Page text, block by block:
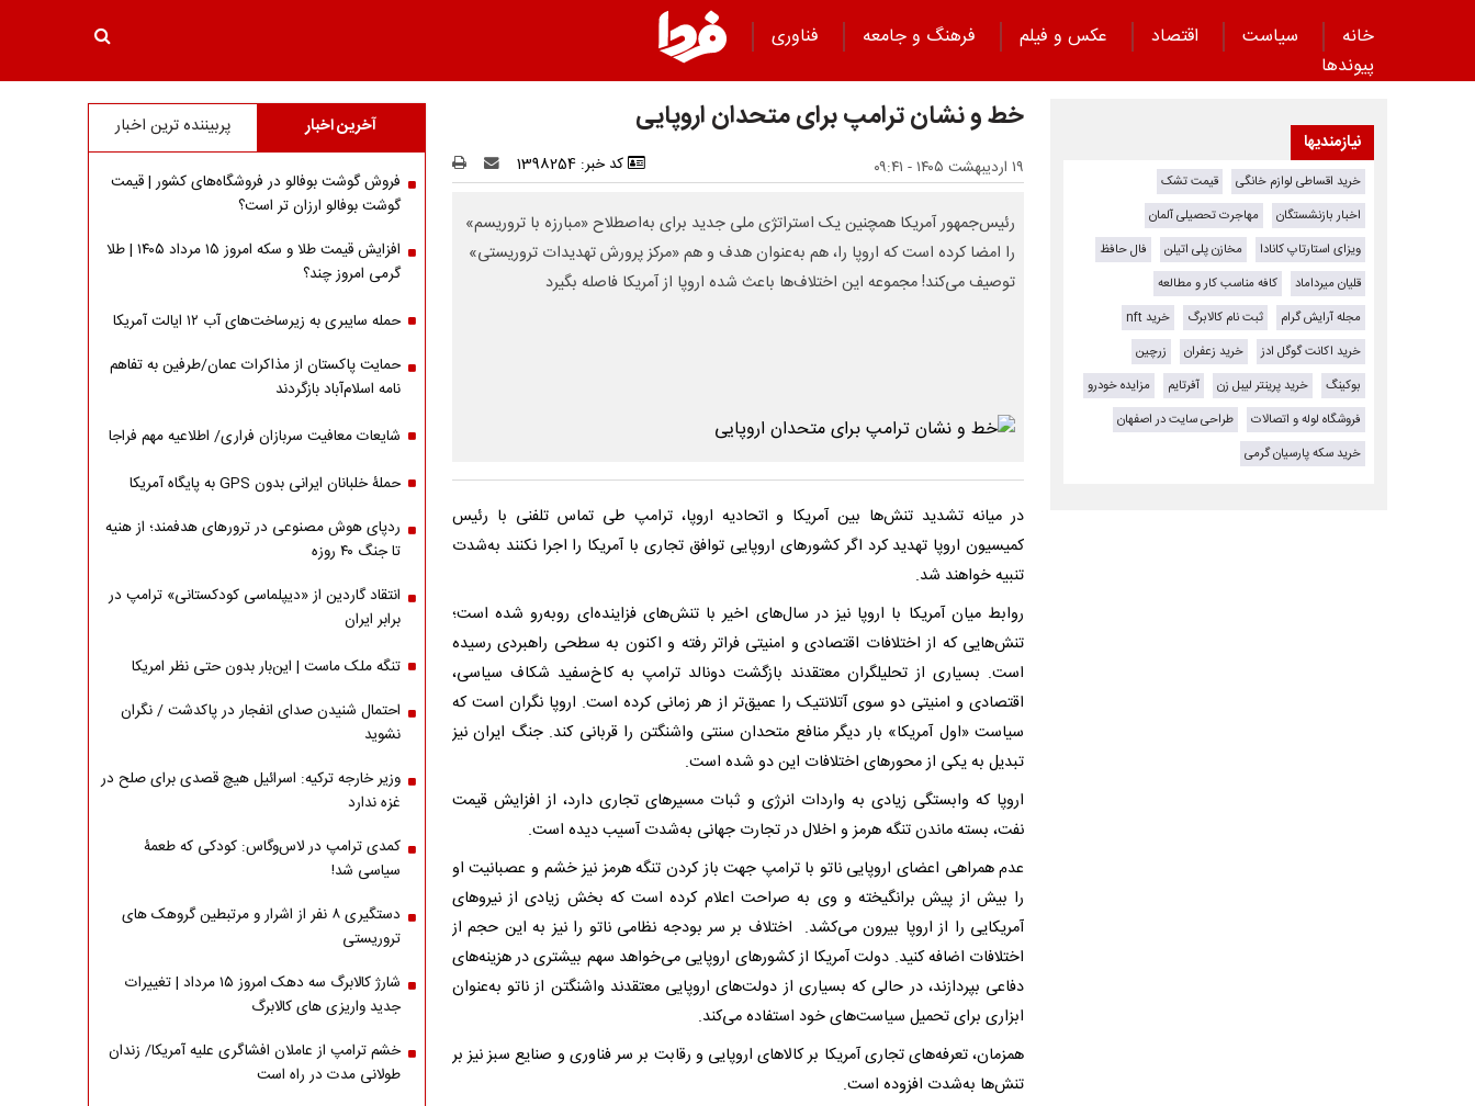
خانه سیاست اقتصاد عکس و فیلم فرهنگ و جامعه
فناوری
پیوند‌ها
خط و نشان ترامپ برای متحدان اروپایی
۱۹ اردیبهشت ۱۴۰۵ - ۰۹:۴۱ کد خبر: 1398254
رئیس‌جمهور آمریکا همچنین یک استراتژی ملی جدید برای به‌اصطلاح «مبارزه با تروریسم»
را امضا کرده است که اروپا را، هم به‌عنوان هدف و هم «مرکز پرورش تهدیدات تروریستی»
توصیف می‌کند! مجموعه این اختلاف‌ها باعث شده اروپا از آمریکا فاصله بگیرد
در میانه تشدید تنش‌ها بین آمریکا و اتحادیه اروپا، ترامپ طی تماس تلفنی با رئیس
کمیسیون اروپا تهدید کرد اگر کشورهای اروپایی توافق تجاری با آمریکا را اجرا نکنند به‌شدت
تنبیه خواهند شد.
روابط میان آمریکا با اروپا نیز در سال‌های اخیر با تنش‌های فزاینده‌ای روبه‌رو شده است؛
تنش‌هایی که از اختلافات اقتصادی و امنیتی فراتر رفته و اکنون به سطحی راهبردی رسیده
است. بسیاری از تحلیلگران معتقدند بازگشت دونالد ترامپ به کاخ‌سفید شکاف سیاسی،
اقتصادی و امنیتی دو سوی آتلانتیک را عمیق‌تر از هر زمانی کرده است. اروپا نگران است که
سیاست «اول آمریکا» بار دیگر منافع متحدان سنتی واشنگتن را قربانی کند. جنگ ایران نیز
تبدیل به یکی از محورهای اختلافات این دو شده است.
اروپا که وابستگی زیادی به واردات انرژی و ثبات مسیرهای تجاری دارد، از افزایش قیمت
نفت، بسته ماندن تنگه هرمز و اخلال در تجارت جهانی به‌شدت آسیب دیده است.
عدم همراهی اعضای اروپایی ناتو با ترامپ جهت باز کردن تنگه هرمز نیز خشم و عصبانیت او
را بیش از پیش برانگیخته و وی به صراحت اعلام کرده است که بخش زیادی از نیروهای
آمریکایی را از اروپا بیرون می‌کشد. اختلاف بر سر بودجه نظامی ناتو را نیز به این حجم از
اختلافات اضافه کنید. دولت آمریکا از کشورهای اروپایی می‌خواهد سهم بیشتری در هزینه‌های
دفاعی بپردازند، در حالی که بسیاری از دولت‌های اروپایی معتقدند واشنگتن از ناتو به‌عنوان
ابزاری برای تحمیل سیاست‌های خود استفاده می‌کند.
همزمان، تعرفه‌های تجاری آمریکا بر کالاهای اروپایی و رقابت بر سر فناوری و صنایع سبز نیز بر
تنش‌ها به‌شدت افزوده است.
نیازمندیها
خرید اقساطی لوازم خانگی
قیمت تشک
اخبار بازنشستگان
مهاجرت تحصیلی آلمان
ویزای استارتاپ کانادا
مخازن پلی اتیلن
فال حافظ
قلیان میرداماد
کافه مناسب کار و مطالعه
مجله آرایش گرام
ثبت نام کالابرگ
خرید nft
خرید اکانت گوگل ادز
خرید زعفران
زرچین
بوکینگ
خرید پرینتر لیبل زن آفرتایم
مزایده خودرو
فروشگاه لوله و اتصالات
طراحی سایت در اصفهان
خرید سکه پارسیان گرمی
آخرین اخبار پربیننده ترین اخبار
فروش گوشت بوفالو در فروشگاه‌های کشور | قیمت
گوشت بوفالو ارزان تر است؟
افزایش قیمت طلا و سکه امروز ۱۵ مرداد ۱۴۰۵ | طلا
گرمی امروز چند؟
حمله سایبری به زیرساخت‌های آب ۱۲ ایالت آمریکا
حمایت پاکستان از مذاکرات عمان/طرفین به تفاهم
نامه اسلام‌آباد بازگردند
شایعات معافیت سربازان فراری/ اطلاعیه مهم فراجا
حملۀ خلبانان ایرانی بدون GPS به پایگاه آمریکا
ردپای هوش مصنوعی در ترورهای هدفمند؛ از هنیه
تا جنگ ۴۰ روزه
انتقاد گاردین از «دیپلماسی کودکستانی» ترامپ در
برابر ایران
تنگه ملک ماست | این‌بار بدون حتی نظر امریکا
احتمال شنیدن صدای انفجار در پاکدشت / نگران
نشوید
وزیر خارجه ترکیه: اسرائیل هیچ قصدی برای صلح در
غزه ندارد
کمدی ترامپ در لاس‌وگاس: کودکی که طعمۀ
سیاسی شد!
دستگیری ۸ نفر از اشرار و مرتبطین گروهک های
تروریستی
شارژ کالابرگ سه دهک امروز ۱۵ مرداد | تغییرات
جدید واریزی های کالابرگ
خشم ترامپ از عاملان افشاگری‌ علیه آمریکا/ زندان
طولانی مدت در راه است